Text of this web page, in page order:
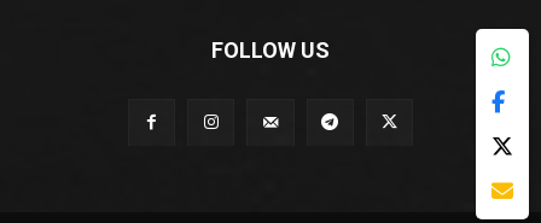
FOLLOW US